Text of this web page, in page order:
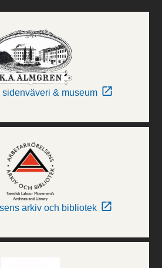
sidenväveri & museum
arkiv och bibliotek